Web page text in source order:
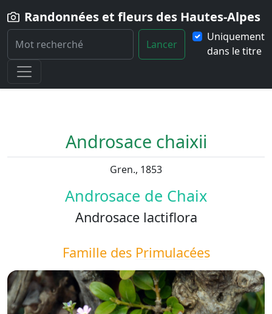
Randonnées et fleurs des Hautes-Alpes
Lancer
Uniquement
dans le titre
Home
Fleur Androsace-chaixii
Androsace chaixii
Gren., 1853
Androsace de Chaix
Androsace lactiflora
Famille des Primulacées